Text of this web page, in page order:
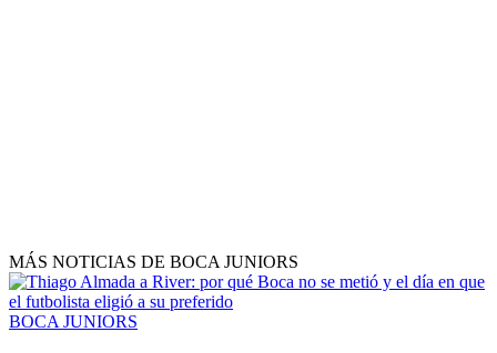
MÁS NOTICIAS DE BOCA JUNIORS
BOCA JUNIORS